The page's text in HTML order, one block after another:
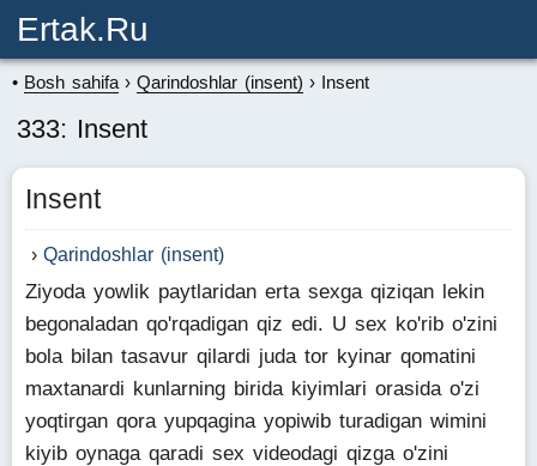
Ertak.ru
Bosh sahifa Qarindoshlar (insent) Insent
333: Insent
Insent
Qarindoshlar (insent)
Ziyoda yowlik paytlaridan erta sexga qiziqan lekin
begonaladan qo'rqadigan qiz edi. U sex ko'rib o'zini
bola bilan tasavur qilardi juda tor kyinar qomatini
maxtanardi kunlarning birida kiyimlari orasida o'zi
yoqtirgan qora yupqagina yopiwib turadigan wimini
kiyib oynaga qaradi sex videodagi qizga o'zini